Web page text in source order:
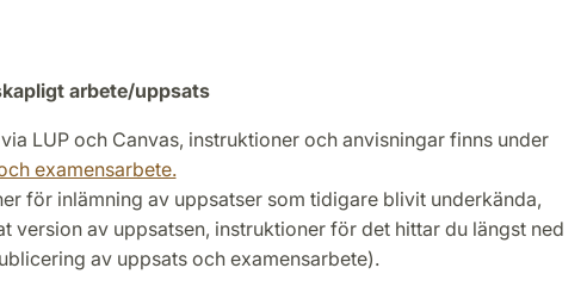
arbete/uppsats
LUP och Canvas, instruktioner och anvisningar finns under
examensarbete.
för inlämning av uppsatser som tidigare blivit underkända,
version av uppsatsen, instruktioner för det hittar du längst ned
av uppsats och examensarbete).